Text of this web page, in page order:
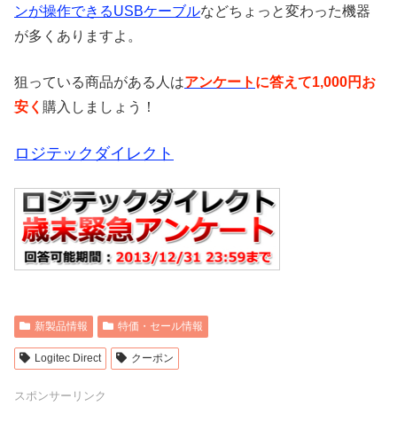
ンが操作できるUSBケーブルなどちょっと変わった機器
が多くありますよ。
狙っている商品がある人はアンケート に答えて1,000円お
安く 購入しましょう！
ロジテックダイレクト
新製品情報 特価・セール情報
Logitec Direct クーポン
スポンサーリンク